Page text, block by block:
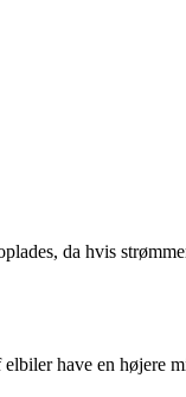
da hvis
have en højere